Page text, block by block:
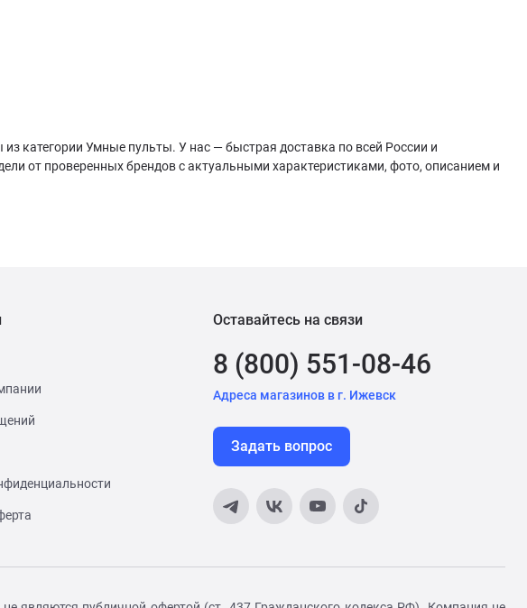
категории Умные пульты. У нас — быстрая доставка по всей России и
от проверенных брендов с актуальными характеристиками, фото, описанием и
Оставайтесь на связи
8 (800) 551-08-46
Адреса магазинов в г. Ижевск
Задать вопрос